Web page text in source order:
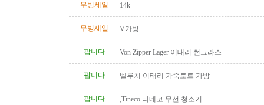
무빙세일 14k
무빙세일 V가방
팝니다 Von Zipper Lager 이태리 썬그라스
팝니다 벨루치 이태리 가죽토트 가방
팝니다 ,Tineco 티네코 무선 청소기